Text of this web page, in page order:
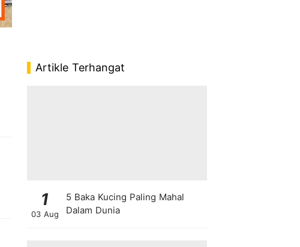
Artikle Terhangat
1
03 Aug
5 Baka Kucing Paling Mahal
Dalam Dunia